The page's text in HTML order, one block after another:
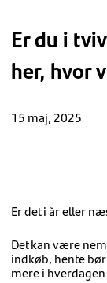
Er du i
her, hvor
15 maj, 2025
Er det i år eller
Det kan være
indkøb, hente
mere i